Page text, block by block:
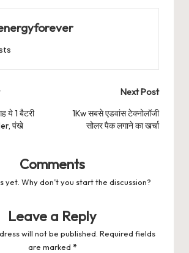
ये 1 बैटरी
पंखे
Next Post
1Kw सबसे एडवांस टेक्नोलॉजी
सोलर पैक लगाने का खर्चा
Comments
yet. Why don’t you start the discussion?
Leave a Reply
will not be published. Required fields
are marked *